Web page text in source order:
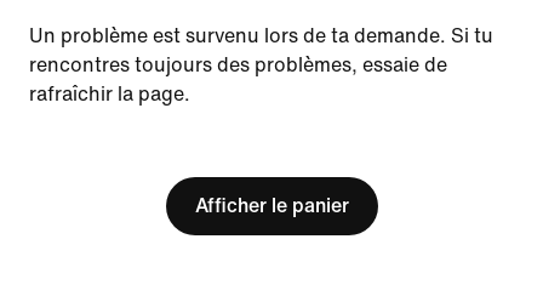
Update your location?
Luxembourg
Un problème est survenu lors de ta demande. Si tu
rencontres toujours des problèmes, essaie de
rafraîchir la page.
Afficher le panier
Conditions d'utilisation
Conditions générales de vente
Informations sur l'entreprise